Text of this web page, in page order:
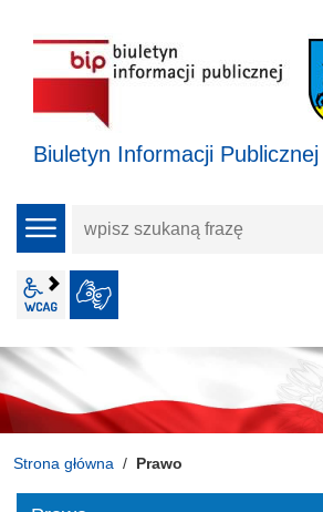
Biuletyn Informacji
menu
wpisz
frazę
wcag2.1
Strona główna Prawo